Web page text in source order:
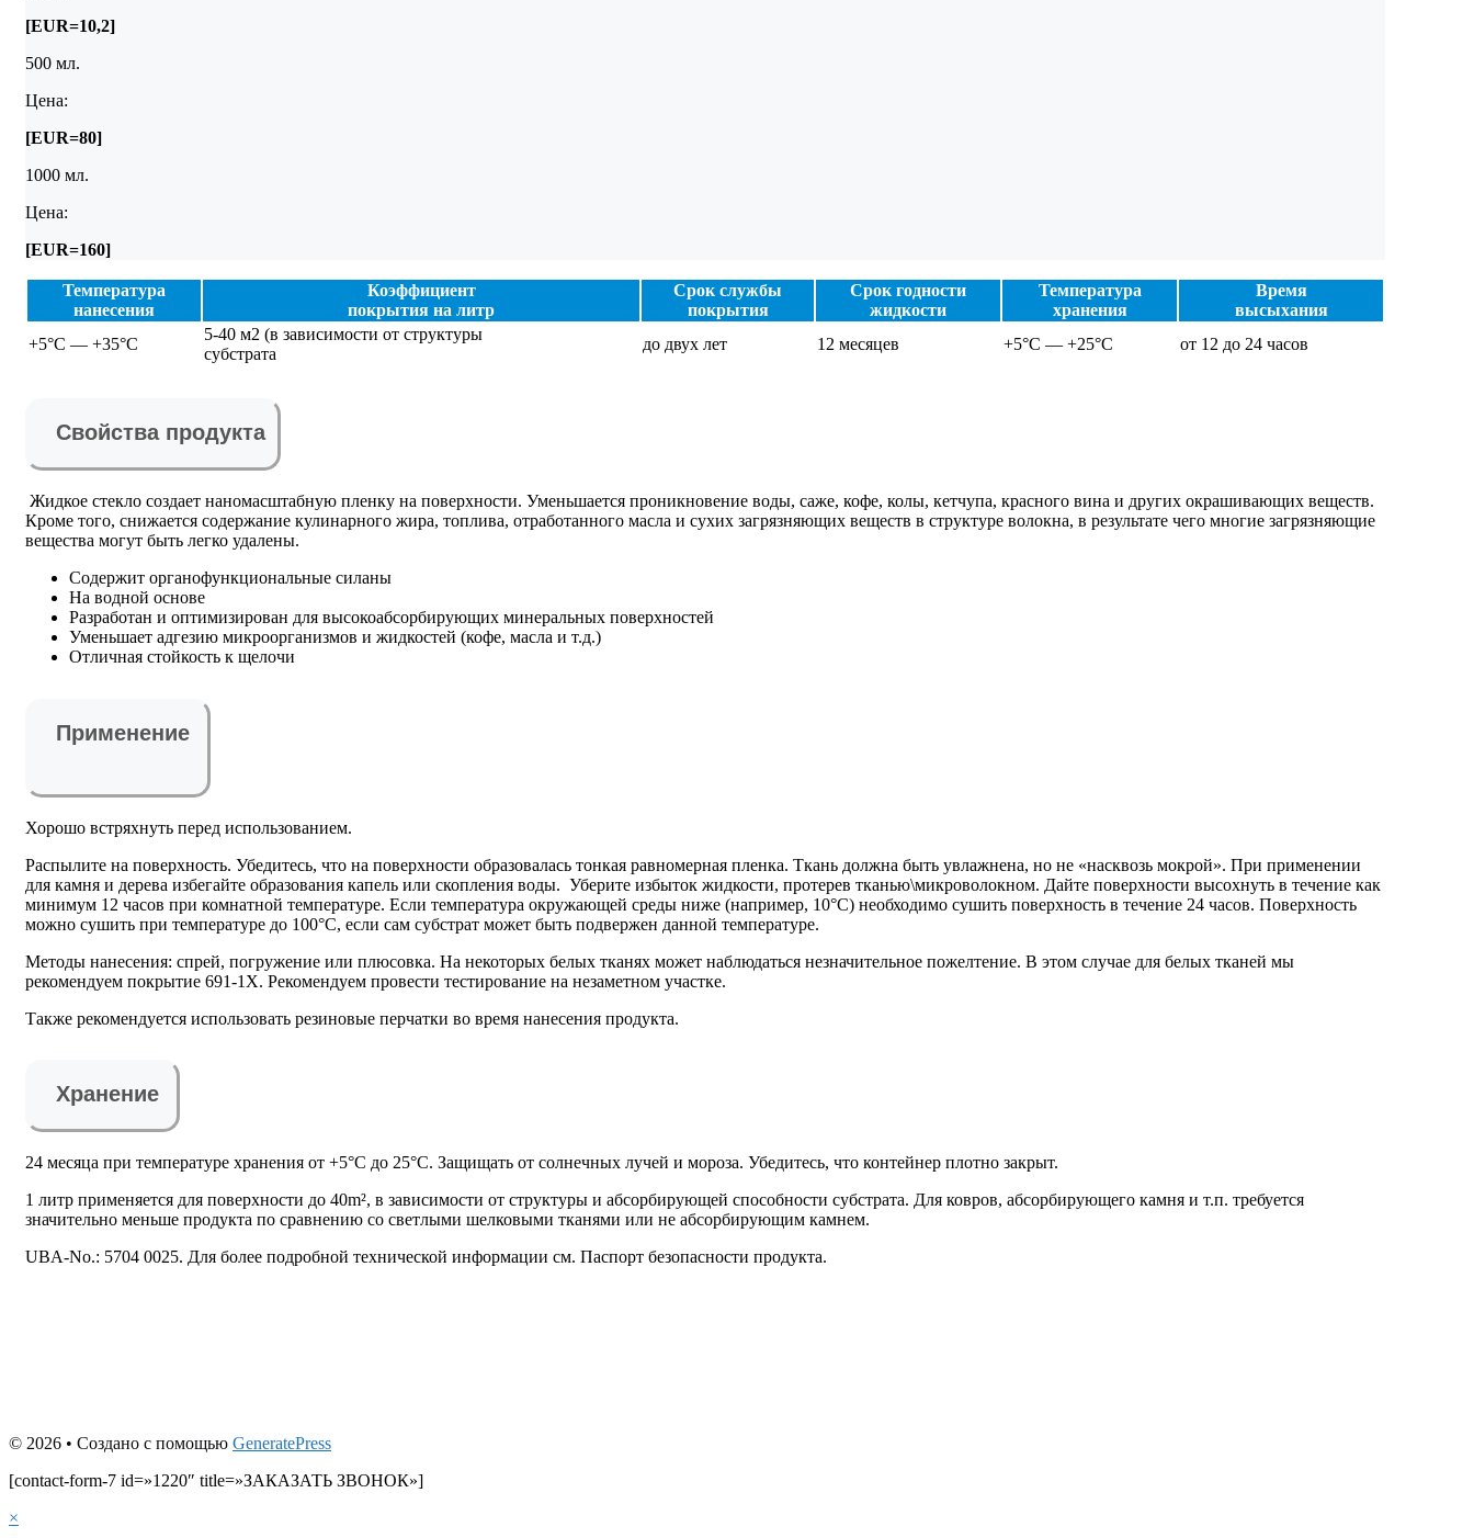
[EUR=10,2]
500 мл.
Цена:
[EUR=80]
1000 мл.
Цена:
[EUR=160]
Температура
нанесения
Коэффициент
покрытия на литр
Срок службы
покрытия
Срок годности
жидкости
Температура
хранения
Время
высыхания
+5°C — +35°C
5-40 м2 (в зависимости от структуры
субстрата
до двух лет 12 месяцев +5°C — +25°C от 12 до 24 часов
Свойства продукта
Жидкое стекло создает наномасштабную пленку на поверхности. Уменьшается проникновение воды, саже, кофе, колы, кетчупа, красного вина и других окрашивающих веществ.
Кроме того, снижается содержание кулинарного жира, топлива, отработанного масла и сухих загрязняющих веществ в структуре волокна, в результате чего многие загрязняющие
вещества могут быть легко удалены.
Содержит органофункциональные силаны
На водной основе
Разработан и оптимизирован для высокоабсорбирующих минеральных поверхностей
Уменьшает адгезию микроорганизмов и жидкостей (кофе, масла и т.д.)
Отличная стойкость к щелочи
Применение
Хорошо встряхнуть перед использованием.
Распылите на поверхность. Убедитесь, что на поверхности образовалась тонкая равномерная пленка. Ткань должна быть увлажнена, но не «насквозь мокрой». При применении
для камня и дерева избегайте образования капель или скопления воды. Уберите избыток жидкости, протерев тканью\микроволокном. Дайте поверхности высохнуть в течение как
минимум 12 часов при комнатной температуре. Если температура окружающей среды ниже (например, 10°C) необходимо сушить поверхность в течение 24 часов. Поверхность
можно сушить при температуре до 100°C, если сам субстрат может быть подвержен данной температуре.
Методы нанесения: спрей, погружение или плюсовка. На некоторых белых тканях может наблюдаться незначительное пожелтение. В этом случае для белых тканей мы
рекомендуем покрытие 691-1X. Рекомендуем провести тестирование на незаметном участке.
Также рекомендуется использовать резиновые перчатки во время нанесения продукта.
Хранение
24 месяца при температуре хранения от +5°C до 25°C. Защищать от солнечных лучей и мороза. Убедитесь, что контейнер плотно закрыт.
1 литр применяется для поверхности до 40m², в зависимости от структуры и абсорбирующей способности субстрата. Для ковров, абсорбирующего камня и т.п. требуется
значительно меньше продукта по сравнению со светлыми шелковыми тканями или не абсорбирующим камнем.
UBA-No.: 5704 0025. Для более подробной технической информации см. Паспорт безопасности продукта.
© 2026 • Создано с помощью GeneratePress
[contact-form-7 id=»1220″ title=»ЗАКАЗАТЬ ЗВОНОК»]
×